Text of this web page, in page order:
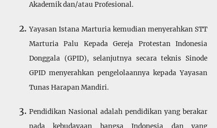
Akademik dan/atau Profesional.
Yayasan Istana Marturia kemudian menyerahkan STT
Marturia Palu Kepada Gereja Protestan Indonesia
Donggala (GPID), selanjut­nya secara teknis Sinode
GPID menyerahkan pengelolaannya kepada Yayasan
Tunas Harapan Mandiri.
Pendidikan Nasional adalah pendidikan yang berakar
pada kebu­dayaan bangsa Indonesia dan yang